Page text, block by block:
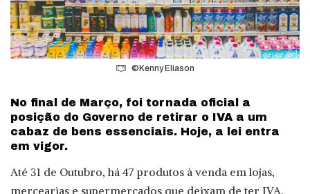
©Kenny Eliason
No final de Março, foi tornada oficial a
posição do Governo de retirar o IVA a um
cabaz de bens essenciais. Hoje, a lei entra
em vigor.
Até 31 de Outubro, há 47 produtos à venda em lojas,
mercearias e supermercados que deixam de ter IVA,